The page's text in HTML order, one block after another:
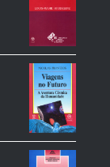
preço
é:
8,01 €.